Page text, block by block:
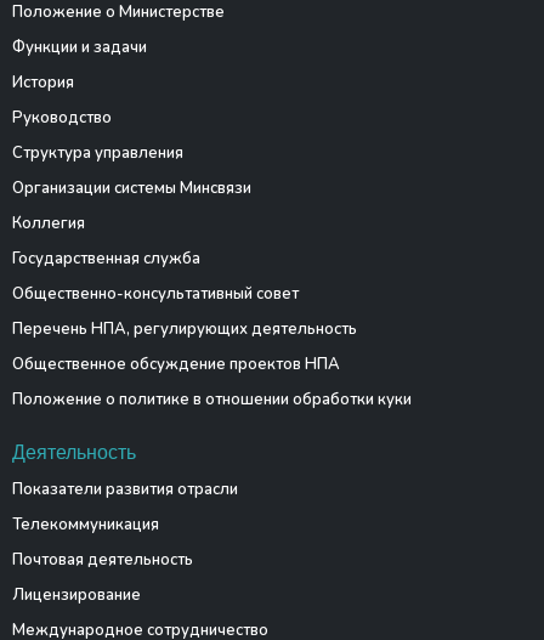
Положение о Министерстве
Функции и задачи
История
Руководство
Структура управления
Организации системы Минсвязи
Коллегия
Государственная служба
Общественно-консультативный совет
Перечень НПА, регулирующих деятельность
Общественное обсуждение проектов НПА
Положение о политике в отношении обработки куки
Деятельность
Показатели развития отрасли
Телекоммуникация
Почтовая деятельность
Лицензирование
Международное сотрудничество